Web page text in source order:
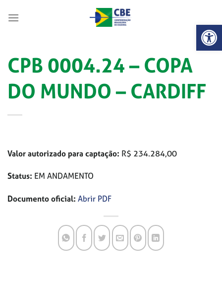
Abrir
CPB 0004.24 – COPA
DO MUNDO – CARDIFF
Valor autorizado para captação: R$ 234.284,00
Status: EM ANDAMENTO
Documento oficial: Abrir PDF